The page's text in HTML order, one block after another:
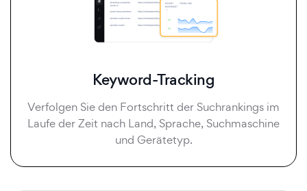
Keyword-Tracking
Verfolgen Sie den Fortschritt der Suchrankings im
Laufe der Zeit nach Land, Sprache, Suchmaschine
und Gerätetyp.